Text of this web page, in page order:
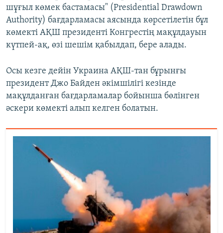
шұғыл көмек бастамасы" (Presidential Drawdown
Authority) бағдарламасы аясында көрсетілетін бұл
көмекті АҚШ президенті Конгрестің мақұлдауын
күтпей-ақ, өзі шешім қабылдап, бере алады.
Осы кезге дейін Украина АҚШ-тан бұрынғы
президент Джо Байден әкімшілігі кезінде
мақұлданған бағдарламалар бойынша бөлінген
әскери көмекті алып келген болатын.